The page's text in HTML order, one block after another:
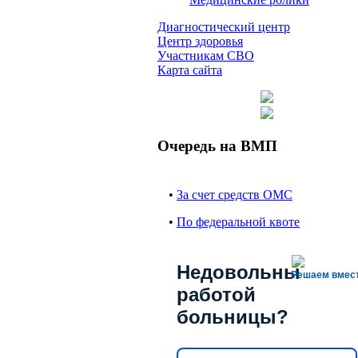
Диагностический центр
Центр здоровья
Участникам СВО
Карта сайта
Очередь на ВМП
• За счет средств ОМС
• По федеральной квоте
Решаем
Недовольны
работой
больницы?